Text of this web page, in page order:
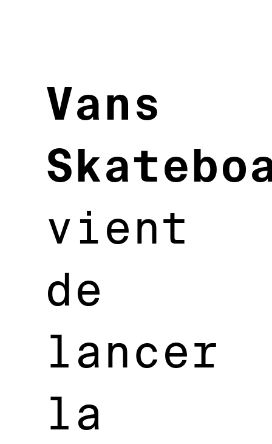
Vans
vient
de
lancer
la